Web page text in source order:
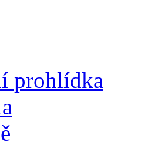
prohlídka